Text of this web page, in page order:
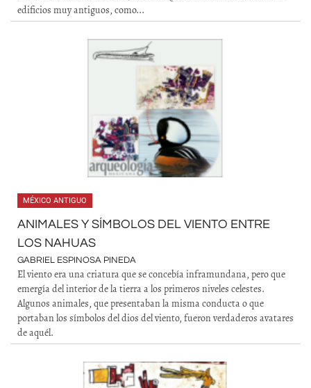
edificios muy antiguos, como...
MÉXICO ANTIGUO
ANIMALES Y SÍMBOLOS DEL VIENTO ENTRE
LOS NAHUAS
GABRIEL ESPINOSA PINEDA
El viento era una criatura que se concebía inframundana, pero que
emergía del interior de la tierra a los primeros niveles celestes.
Algunos animales, que presentaban la misma conducta o que
portaban los símbolos del dios del viento, fueron verdaderos avatares
de aquél.